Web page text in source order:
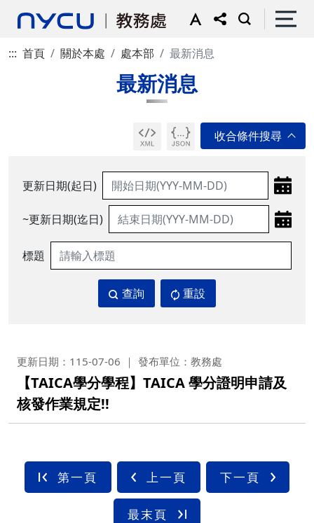
::: 首頁 關於本處 處本部 最新消息
最新消息
更新日期(起日)
~更新日期(迄日)
標題
查詢 重設
更新日期：115-07-06 發布單位：教務處
【TAICA學分學程】TAICA 學分證明申請及
核發作業規定!!
第一頁 上一頁 下一頁
最末頁